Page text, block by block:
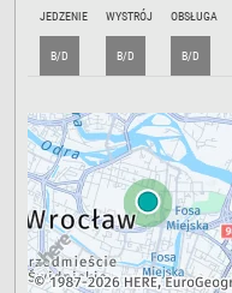
JEDZENIE
B/D
WYSTRÓJ
B/D
OBSŁUGA
B/D